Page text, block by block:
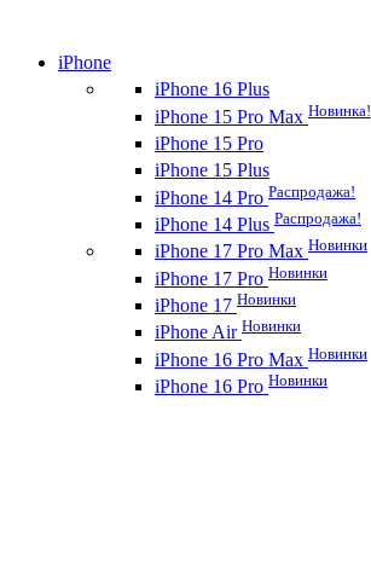
iPhone
iPhone 16 Plus
iPhone 15 Pro Max Новинка!
iPhone 15 Pro
iPhone 15 Plus
iPhone 14 Pro Распродажа!
iPhone 14 Plus Распродажа!
iPhone 17 Pro Max Новинки
iPhone 17 Pro Новинки
iPhone 17 Новинки
iPhone Air Новинки
iPhone 16 Pro Max Новинки
iPhone 16 Pro Новинки